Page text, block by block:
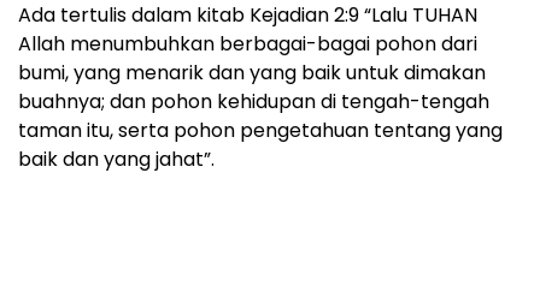
Ada tertulis dalam kitab Kejadian 2:9 “Lalu TUHAN
Allah menumbuhkan berbagai-bagai pohon dari
bumi, yang menarik dan yang baik untuk dimakan
buahnya; dan pohon kehidupan di tengah-tengah
taman itu, serta pohon pengetahuan tentang yang
baik dan yang jahat”.